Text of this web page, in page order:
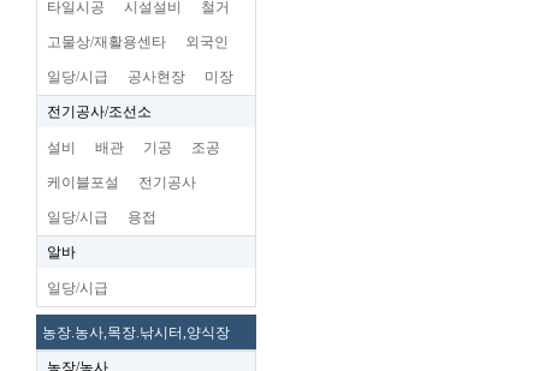
타일시공 시설설비 철거
고물상/재활용센타 외국인
일당/시급 공사현장 미장
전기공사/조선소
설비 배관 기공 조공
케이블포설 전기공사
일당/시급 용접
알바
일당/시급
농장.농사,목장.낚시터,양식장
농장/농사